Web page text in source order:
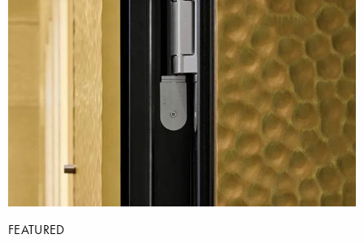
FEATURED